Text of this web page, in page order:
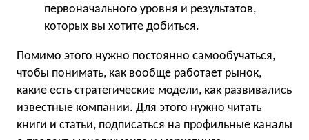
первоначального уровня и результатов,
которых вы хотите добиться.
Помимо этого нужно постоянно самообучаться,
чтобы понимать, как вообще работает рынок,
какие есть стратегические модели, как развивались
известные компании. Для этого нужно читать
книги и статьи, подписаться на профильные каналы